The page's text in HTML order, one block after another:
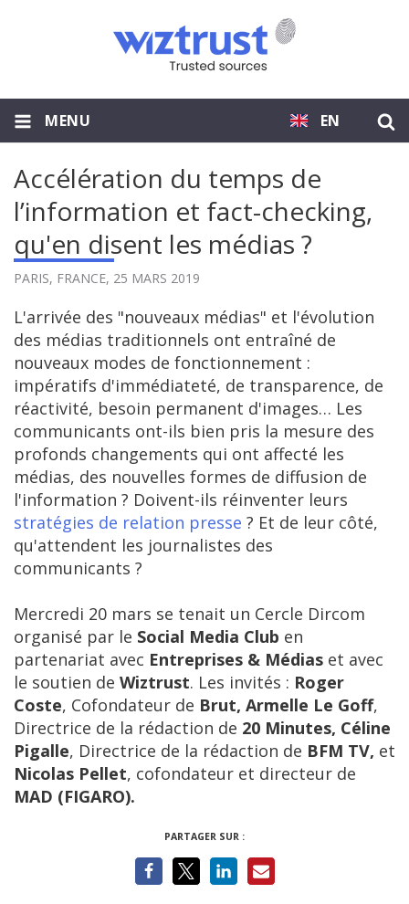
EN
MENU
Accélération du temps de
l’information et fact-checking,
qu'en disent les médias ?
PARIS, FRANCE, 25 MARS 2019
L'arrivée des "nouveaux médias" et l'évolution
des médias traditionnels ont entraîné de
nouveaux modes de fonctionnement :
impératifs d'immédiateté, de transparence, de
réactivité, besoin permanent d'images… Les
communicants ont-ils bien pris la mesure des
profonds changements qui ont affecté les
médias, des nouvelles formes de diffusion de
l'information ? Doivent-ils réinventer leurs
stratégies de relation presse ? Et de leur côté,
qu'attendent les journalistes des
communicants ?
Mercredi 20 mars se tenait un Cercle Dircom
organisé par le Social Media Club en
partenariat avec Entreprises & Médias et avec
le soutien de Wiztrust. Les invités : Roger
Coste, Cofondateur de Brut, Armelle Le Goff,
Directrice de la rédaction de 20 Minutes, Céline
Pigalle, Directrice de la rédaction de BFM TV, et
Nicolas Pellet, cofondateur et directeur de
MAD (FIGARO).
PARTAGER SUR :